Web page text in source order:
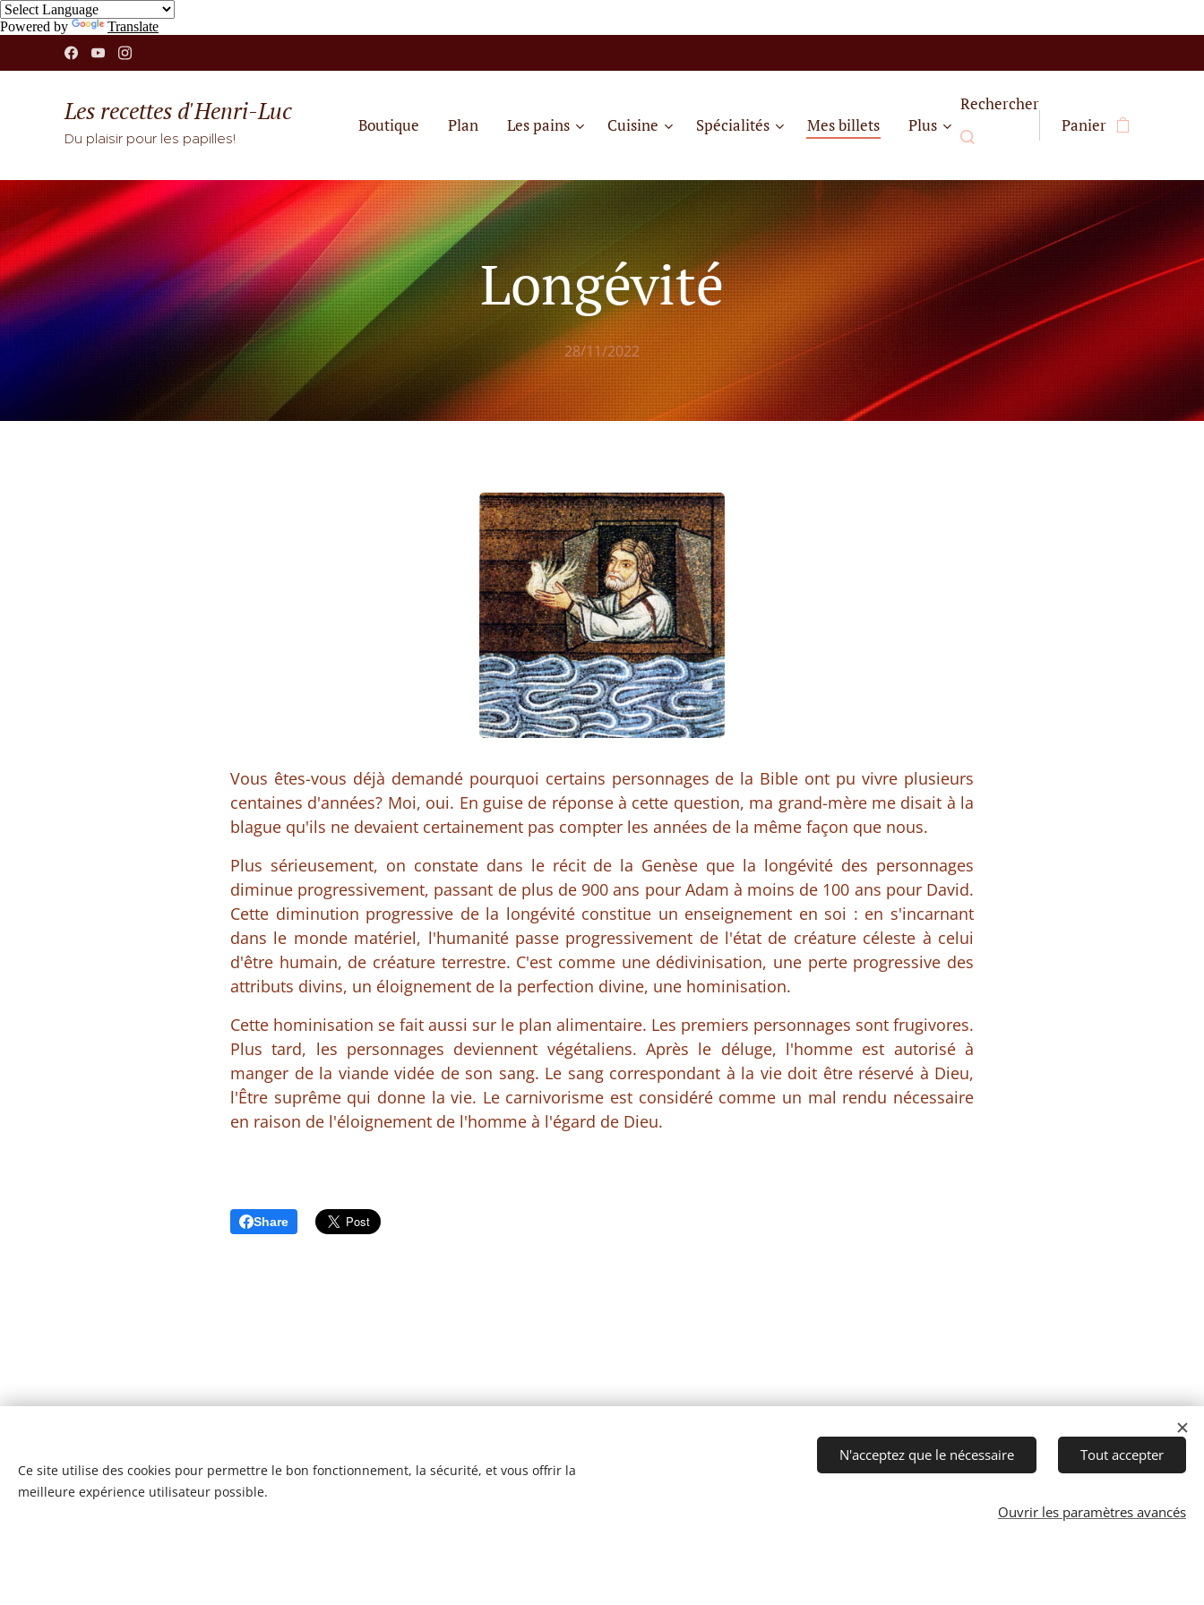
Powered by Translate
Les recettes d'Henri-Luc
Du plaisir pour les papilles!
Boutique Plan Les pains Cuisine Spécialités Mes billets Plus
Rechercher
Panier
Longévité
28/11/2022
Vous êtes-vous déjà demandé pourquoi certains personnages de la Bible ont pu vivre plusieurs
centaines d'années? Moi, oui. En guise de réponse à cette question, ma grand-mère me disait à la
blague qu'ils ne devaient certainement pas compter les années de la même façon que nous.
Plus sérieusement, on constate dans le récit de la Genèse que la longévité des personnages
diminue progressivement, passant de plus de 900 ans pour Adam à moins de 100 ans pour David.
Cette diminution progressive de la longévité constitue un enseignement en soi : en s'incarnant
dans le monde matériel, l'humanité passe progressivement de l'état de créature céleste à celui
d'être humain, de créature terrestre. C'est comme une dédivinisation, une perte progressive des
attributs divins, un éloignement de la perfection divine, une hominisation.
Cette hominisation se fait aussi sur le plan alimentaire. Les premiers personnages sont frugivores.
Plus tard, les personnages deviennent végétaliens. Après le déluge, l'homme est autorisé à
manger de la viande vidée de son sang. Le sang correspondant à la vie doit être réservé à Dieu,
l'Être suprême qui donne la vie. Le carnivorisme est considéré comme un mal rendu nécessaire
en raison de l'éloignement de l'homme à l'égard de Dieu.
Share
Ce site utilise des cookies pour permettre le bon fonctionnement, la sécurité, et vous offrir la
meilleure expérience utilisateur possible.
N'acceptez que le nécessaire Tout accepter
Ouvrir les paramètres avancés